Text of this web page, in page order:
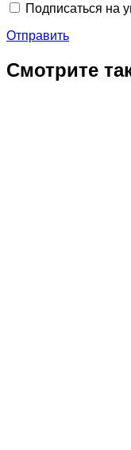
Подписаться на
Отправить
Смотрите